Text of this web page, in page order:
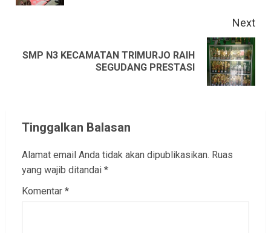
Next
Next
SMP N3 KECAMATAN TRIMURJO RAIH
SEGUDANG PRESTASI
Tinggalkan Balasan
Alamat email Anda tidak akan dipublikasikan. Ruas
yang wajib ditandai *
Komentar *